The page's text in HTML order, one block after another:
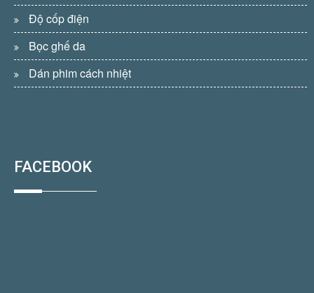
Độ cốp điện
Bọc ghế da
Dán phim cách nhiệt
FACEBOOK